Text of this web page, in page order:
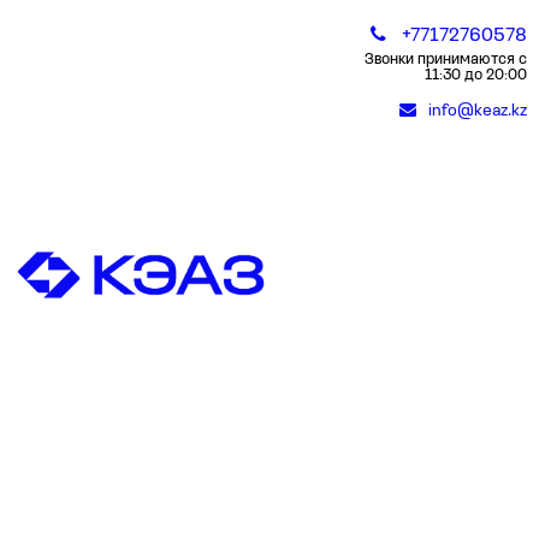
+77172760578
Звонки принимаются с
11:30 до 20:00
info@keaz.kz